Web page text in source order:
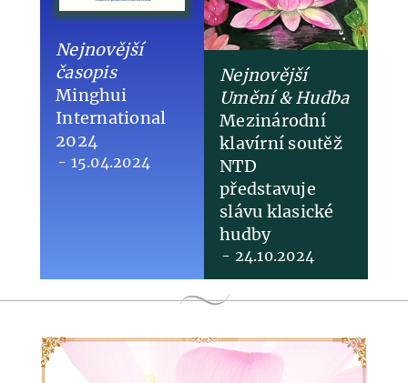
Nejnovější
časopis
Minghui
International
2024
- 15.04.2024
Nejnovější
Umění & Hudba
​Mezinárodní
klavírní soutěž
NTD
představuje
slávu klasické
hudby
- 24.10.2024